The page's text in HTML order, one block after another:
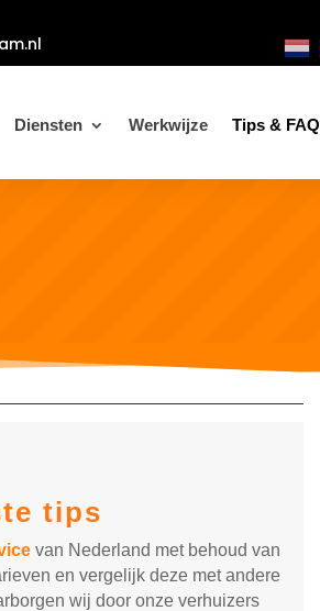
Diensten Werkwijze Tips & FAQ
tips
van Nederland met behoud van
en vergelijk deze met andere
wij door onze verhuizers